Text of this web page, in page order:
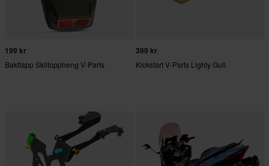
199 kr
Bakflapp Skiltoppheng V-Parts
399 kr
Kickstart V-Parts Lighty Gull